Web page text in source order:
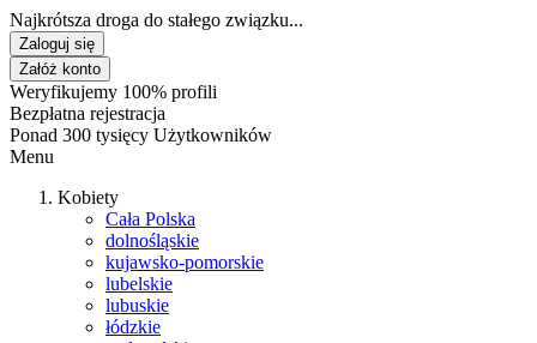
Najkrótsza droga do stałego związku...
Zaloguj się
Załóż konto
Weryfikujemy 100% profili
Bezpłatna rejestracja
Ponad 300 tysięcy Użytkowników
Menu
Kobiety
Cała Polska
dolnośląskie
kujawsko-pomorskie
lubelskie
lubuskie
łódzkie